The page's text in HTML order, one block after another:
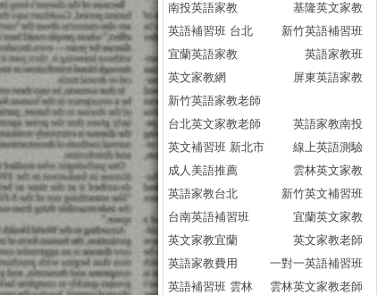
南投英語家教
基隆英文家教
英語補習班 台北
新竹英語補習班
宜蘭英語家教
英語家教班
英文家教網
屏東英語家教
新竹英語家教老師
台北英文家教老師
英語家教南投
英文補習班 新北市
線上英語測驗
成人美語推薦
雲林英文家教
英語家教台北
新竹英文補習班
台南英語補習班
宜蘭英文家教
英文家教宜蘭
英文家教老師
英語家教費用
一對一英語補習班
英語補習班 雲林
雲林英文家教老師